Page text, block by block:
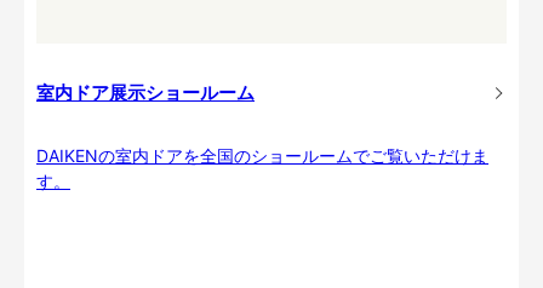
室内ドア展示ショールーム
DAIKENの室内ドアを全国のショールームでご覧いただけま
す。